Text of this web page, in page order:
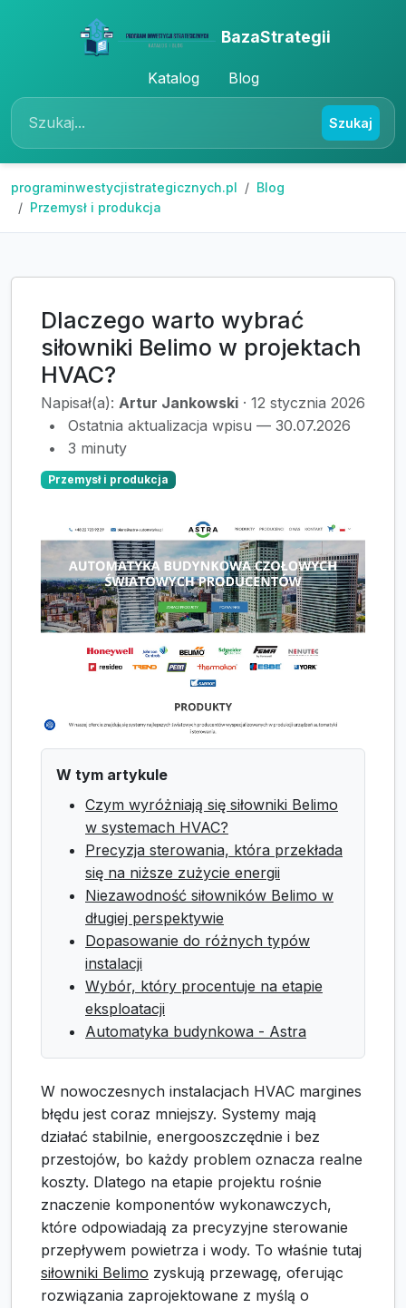
BazaStrategii
Katalog Blog
Szukaj
programinwestycjistrategicznych.pl
Blog
Przemysł i produkcja
Dlaczego warto wybrać
siłowniki Belimo w projektach
HVAC?
Napisał(a): Artur Jankowski · 12 stycznia 2026
•
Ostatnia aktualizacja wpisu — 30.07.2026
•
3 minuty
Przemysł i produkcja
W tym artykule
Czym wyróżniają się siłowniki Belimo
w systemach HVAC?
Precyzja sterowania, która przekłada
się na niższe zużycie energii
Niezawodność siłowników Belimo w
długiej perspektywie
Dopasowanie do różnych typów
instalacji
Wybór, który procentuje na etapie
eksploatacji
Automatyka budynkowa - Astra
W nowoczesnych instalacjach HVAC margines
błędu jest coraz mniejszy. Systemy mają
działać stabilnie, energooszczędnie i bez
przestojów, bo każdy problem oznacza realne
koszty. Dlatego na etapie projektu rośnie
znaczenie komponentów wykonawczych,
które odpowiadają za precyzyjne sterowanie
przepływem powietrza i wody. To właśnie tutaj
siłowniki Belimo zyskują przewagę, oferując
rozwiązania zaprojektowane z myślą o